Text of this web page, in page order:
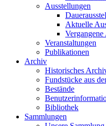
Ausstellungen
Aktuelle
Veranstaltungen
Publikationen
Archiv
Historisches
Fundstücke aus
Bestände
Bibliothek
Sammlungen